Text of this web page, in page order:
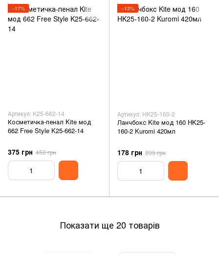
−17%
Артикул: K25-662-14
Косметичка-пенал Kite мод
662 Free Style K25-662-14
375 грн 450 грн
−13%
Артикул: HK25-160-2
Ланчбокс Kite мод 160 HK25-
160-2 Kuromi 420мл
178 грн 205 грн
Показати ще 20 товарів